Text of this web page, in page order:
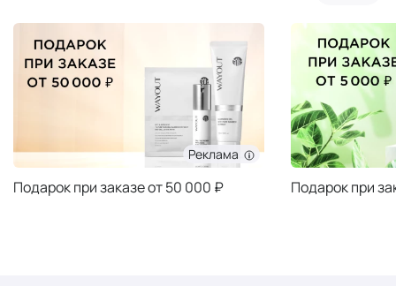
Реклама
Подарок при заказе от 50 000 ₽ Подарок при